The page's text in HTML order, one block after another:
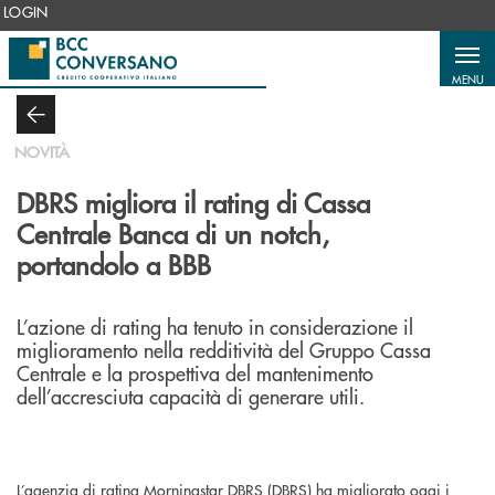
Salta al contenuto principale
LOGIN
MENU
NOVITÀ
DBRS migliora il rating di Cassa
Centrale Banca di un notch,
portandolo a BBB
L’azione di rating ha tenuto in considerazione il
miglioramento nella redditività del Gruppo Cassa
Centrale e la prospettiva del mantenimento
dell’accresciuta capacità di generare utili.
L’agenzia di rating Morningstar DBRS (DBRS) ha migliorato oggi i